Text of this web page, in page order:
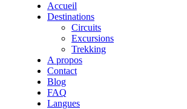
Accueil
Destinations
Circuits
Excursions
Trekking
A propos
Contact
Blog
FAQ
Langues